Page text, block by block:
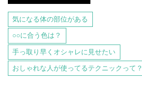
気になる体の部位がある
○○に合う色は？
手っ取り早くオシャレに見せたい
おしゃれな人が使ってるテクニックって？